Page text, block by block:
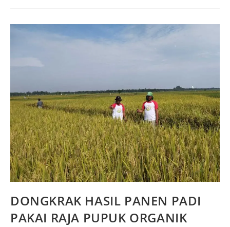
DONGKRAK HASIL PANEN PADI
PAKAI RAJA PUPUK ORGANIK